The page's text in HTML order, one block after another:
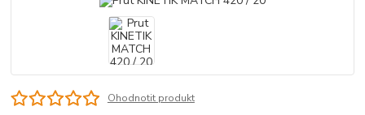
Ohodnotit produkt